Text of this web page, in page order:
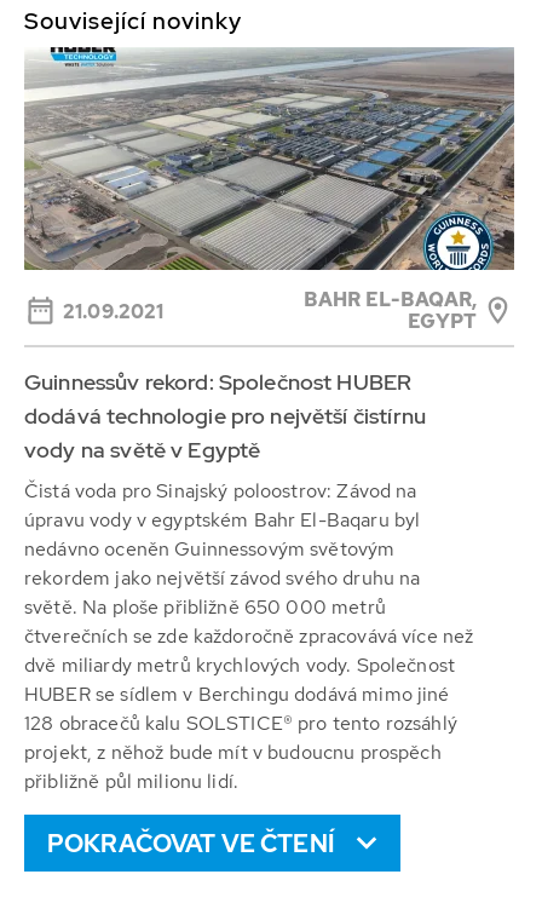
Související novinky
21.09.2021
BAHR EL-BAQAR,
EGYPT
Guinnessův rekord: Společnost HUBER
dodává technologie pro největší čistírnu
vody na světě v Egyptě
Čistá voda pro Sinajský poloostrov: Závod na
úpravu vody v egyptském Bahr El-Baqaru byl
nedávno oceněn Guinnessovým světovým
rekordem jako největší závod svého druhu na
světě. Na ploše přibližně 650 000 metrů
čtverečních se zde každoročně zpracovává více než
dvě miliardy metrů krychlových vody. Společnost
HUBER se sídlem v Berchingu dodává mimo jiné
128 obracečů kalu SOLSTICE® pro tento rozsáhlý
projekt, z něhož bude mít v budoucnu prospěch
přibližně půl milionu lidí.
POKRAČOVAT VE ČTENÍ